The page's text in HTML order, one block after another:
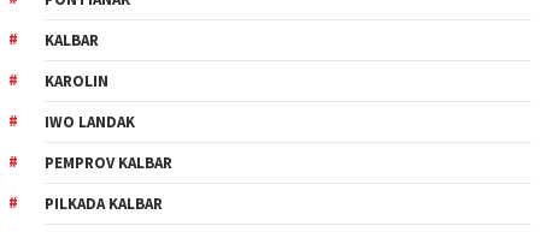
KALBAR
KAROLIN
IWO LANDAK
PEMPROV KALBAR
PILKADA KALBAR